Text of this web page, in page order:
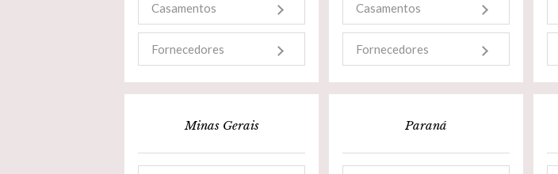
Casamentos
Fornecedores
Casamentos
Fornecedores
Minas Gerais Paraná